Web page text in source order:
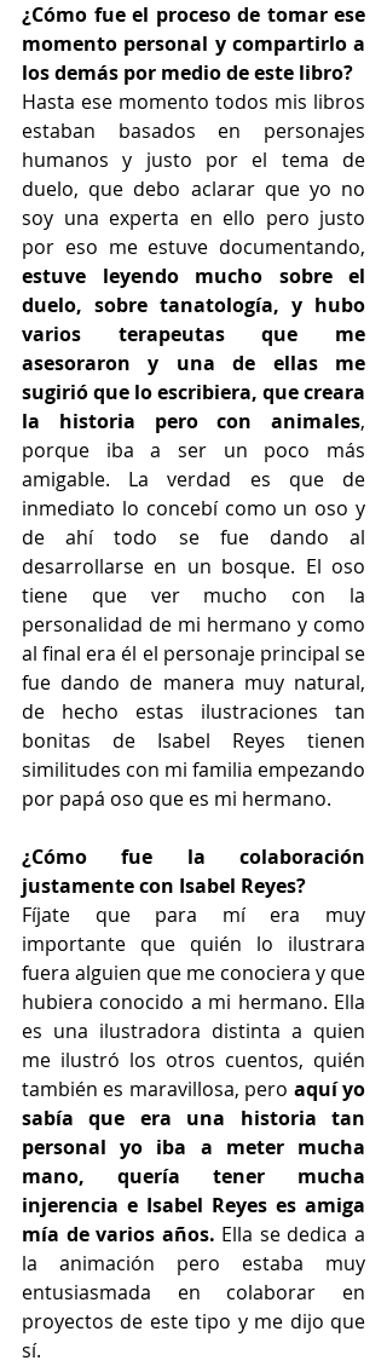
¿Cómo fue el proceso de tomar ese
momento personal y compartirlo a
los demás por medio de este libro?
Hasta ese momento todos mis libros
estaban basados en personajes
humanos y justo por el tema de
duelo, que debo aclarar que yo no
soy una experta en ello pero justo
por eso me estuve documentando,
estuve leyendo mucho sobre el
duelo, sobre tanatología, y hubo
varios terapeutas que me
asesoraron y una de ellas me
sugirió que lo escribiera, que creara
la historia pero con animales,
porque iba a ser un poco más
amigable. La verdad es que de
inmediato lo concebí como un oso y
de ahí todo se fue dando al
desarrollarse en un bosque. El oso
tiene que ver mucho con la
personalidad de mi hermano y como
al final era él el personaje principal se
fue dando de manera muy natural,
de hecho estas ilustraciones tan
bonitas de Isabel Reyes tienen
similitudes con mi familia empezando
por papá oso que es mi hermano.
¿Cómo fue la colaboración
justamente con Isabel Reyes?
Fíjate que para mí era muy
importante que quién lo ilustrara
fuera alguien que me conociera y que
hubiera conocido a mi hermano. Ella
es una ilustradora distinta a quien
me ilustró los otros cuentos, quién
también es maravillosa, pero aquí yo
sabía que era una historia tan
personal yo iba a meter mucha
mano, quería tener mucha
injerencia e Isabel Reyes es amiga
mía de varios años. Ella se dedica a
la animación pero estaba muy
entusiasmada en colaborar en
proyectos de este tipo y me dijo que
sí.